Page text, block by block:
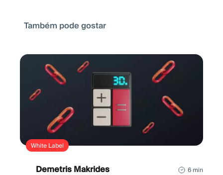
Também pode gostar
White Label
Demetris Makrides 6 min